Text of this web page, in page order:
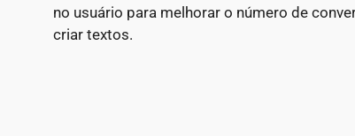
no usuário para melhorar o número de
criar textos.